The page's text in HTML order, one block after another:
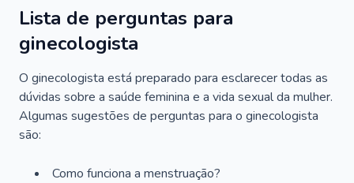
Lista de perguntas para
ginecologista
O ginecologista está preparado para esclarecer todas as
dúvidas sobre a saúde feminina e a vida sexual da mulher.
Algumas sugestões de perguntas para o ginecologista
são:
Como funciona a menstruação?